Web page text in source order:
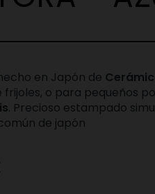
en Japón de
frijoles, o para pequeños
. Precioso estampado
de japón